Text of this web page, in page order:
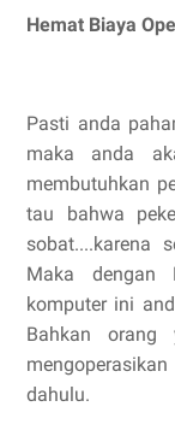
Hemat Biaya
Pasti anda
maka anda
membutuhkan
tau bahwa
sobat....karena
Maka dengan
komputer ini
Bahkan
dahulu.